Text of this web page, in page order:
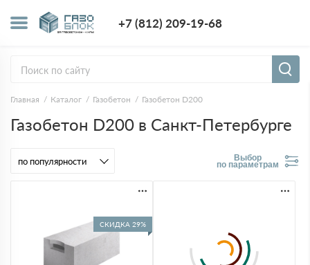
+7 (812) 209-19-68
Главная Каталог Газобетон Газобетон D200
Газобетон D200 в Санкт-Петербурге
Выбор
по параметрам
СКИДКА 29%